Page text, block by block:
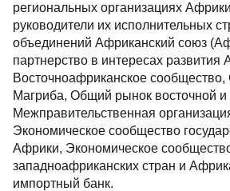
региональных организациях
руководители их исполнительных
объединений Африканский союз
партнерство в интересах развития
Восточноафриканское сообщество,
Магриба, Общий рынок восточной
Межправительственная
Экономическое сообщество
Африки, Экономическое
западноафриканских стран и
импортный банк.